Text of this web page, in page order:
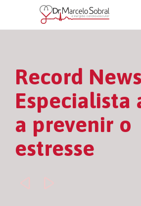
Record
Especialista
a prevenir o
estresse
 